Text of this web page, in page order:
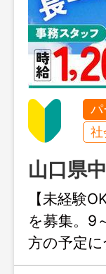
パ
社
山口県
【未経験
を募集。9
方の予定
働けます